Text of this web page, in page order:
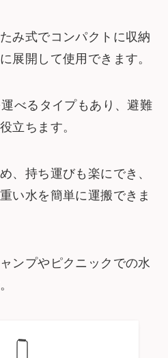
み式でコンパクトに収納
展開して使用できます。
べるタイプもあり、避難
立ちます。
、持ち運びも楽にでき、
い水を簡単に運搬できま
ンプやピクニックでの水